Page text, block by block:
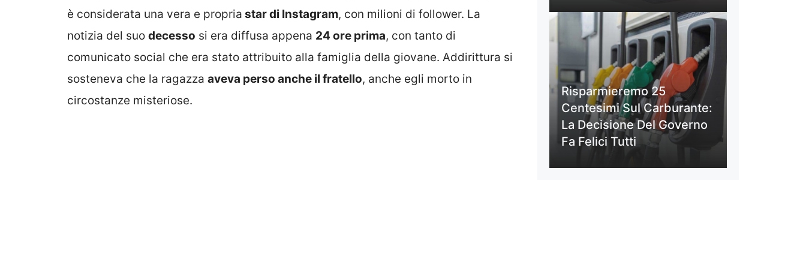
è considerata una vera e propria star di Instagram, con milioni di follower. La
notizia del suo decesso si era diffusa appena 24 ore prima, con tanto di
comunicato social che era stato attribuito alla famiglia della giovane. Addirittura si
sosteneva che la ragazza aveva perso anche il fratello, anche egli morto in
circostanze misteriose.
Risparmieremo 25
Centesimi Sul Carburante:
La Decisione Del Governo
Fa Felici Tutti